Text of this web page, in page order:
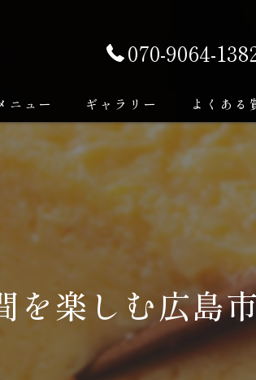
070-9064-
ニュー ギャラリー よくある
楽しむ広島